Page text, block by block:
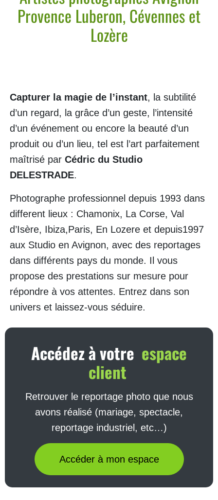
Provence Luberon, Cévennes et
Lozère
Capturer la magie de l’instant, la subtilité
d’un regard, la grâce d’un geste, l’intensité
d’un événement ou encore la beauté d’un
produit ou d’un lieu, tel est l’art parfaitement
maîtrisé par Cédric du Studio
DELESTRADE.
Photographe professionnel depuis 1993 dans
different lieux : Chamonix, La Corse, Val
d’Isère, Ibiza,Paris, En Lozere et depuis1997
aux Studio en Avignon, avec des reportages
dans différents pays du monde. Il vous
propose des prestations sur mesure pour
répondre à vos attentes. Entrez dans son
univers et laissez-vous séduire.
Accédez à votre espace
client
Retrouver le reportage photo que nous
avons réalisé (mariage, spectacle,
reportage industriel, etc…)
Accéder à mon espace
Terre
Indicible
d’images
Vidéos
Partenaires
propos
Contact